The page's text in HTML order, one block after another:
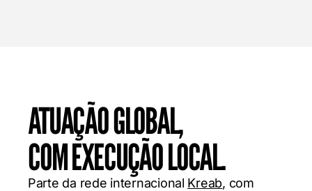
ATUAÇÃO GLOBAL,
COM EXECUÇÃO LOCAL.
Parte da rede internacional Kreab, com